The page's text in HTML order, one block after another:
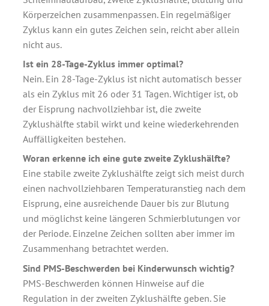
Körperzeichen zusammenpassen. Ein regelmäßiger
Zyklus kann ein gutes Zeichen sein, reicht aber allein
nicht aus.
Ist ein 28-Tage-Zyklus immer optimal?
Nein. Ein 28-Tage-Zyklus ist nicht automatisch besser
als ein Zyklus mit 26 oder 31 Tagen. Wichtiger ist, ob
der Eisprung nachvollziehbar ist, die zweite
Zyklushälfte stabil wirkt und keine wiederkehrenden
Auffälligkeiten bestehen.
Woran erkenne ich eine gute zweite Zyklushälfte?
Eine stabile zweite Zyklushälfte zeigt sich meist durch
einen nachvollziehbaren Temperaturanstieg nach dem
Eisprung, eine ausreichende Dauer bis zur Blutung
und möglichst keine längeren Schmierblutungen vor
der Periode. Einzelne Zeichen sollten aber immer im
Zusammenhang betrachtet werden.
Sind PMS-Beschwerden bei Kinderwunsch wichtig?
PMS-Beschwerden können Hinweise auf die
Regulation in der zweiten Zyklushälfte geben. Sie